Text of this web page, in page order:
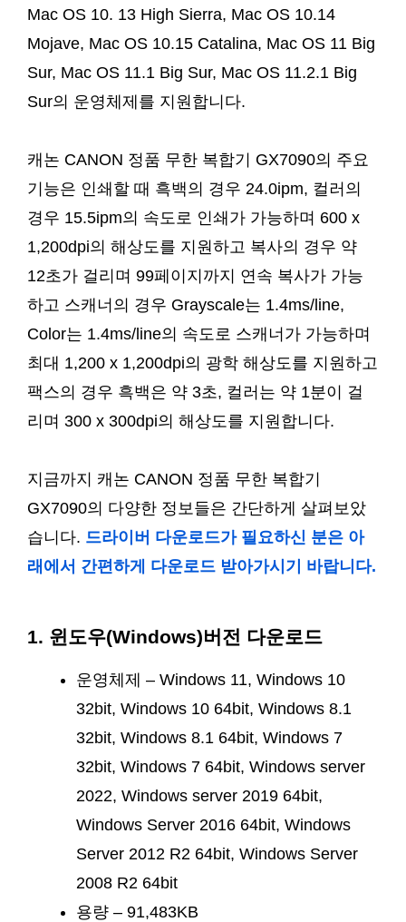
Mac OS 10. 13 High Sierra, Mac OS 10.14
Mojave, Mac OS 10.15 Catalina, Mac OS 11 Big
Sur, Mac OS 11.1 Big Sur, Mac OS 11.2.1 Big
Sur의 운영체제를 지원합니다.
캐논 CANON 정품 무한 복합기 GX7090의 주요
기능은 인쇄할 때 흑백의 경우 24.0ipm, 컬러의
경우 15.5ipm의 속도로 인쇄가 가능하며 600 x
1,200dpi의 해상도를 지원하고 복사의 경우 약
12초가 걸리며 99페이지까지 연속 복사가 가능
하고 스캐너의 경우 Grayscale는 1.4ms/line,
Color는 1.4ms/line의 속도로 스캐너가 가능하며
최대 1,200 x 1,200dpi의 광학 해상도를 지원하고
팩스의 경우 흑백은 약 3초, 컬러는 약 1분이 걸
리며 300 x 300dpi의 해상도를 지원합니다.
지금까지 캐논 CANON 정품 무한 복합기
GX7090의 다양한 정보들은 간단하게 살펴보았
습니다. 드라이버 다운로드가 필요하신 분은 아
래에서 간편하게 다운로드 받아가시기 바랍니다.
1. 윈도우(Windows)버전 다운로드
운영체제 – Windows 11, Windows 10
32bit, Windows 10 64bit, Windows 8.1
32bit, Windows 8.1 64bit, Windows 7
32bit, Windows 7 64bit, Windows server
2022, Windows server 2019 64bit,
Windows Server 2016 64bit, Windows
Server 2012 R2 64bit, Windows Server
2008 R2 64bit
용량 – 91,483KB